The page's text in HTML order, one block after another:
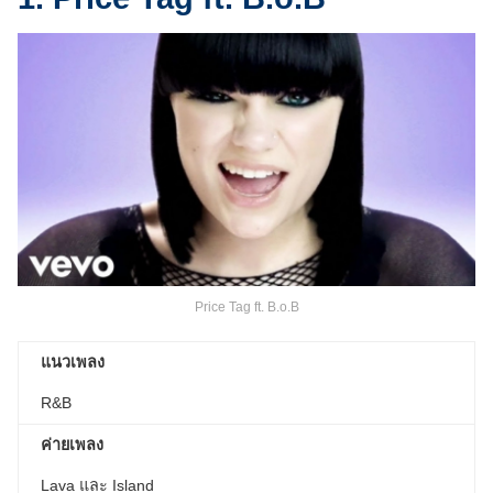
Price Tag ft. B.o.B
แนวเพลง
R&B
ค่ายเพลง
Lava และ Island